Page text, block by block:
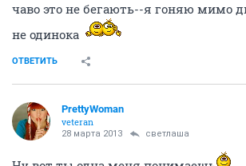
чаво это не бегають--я гоняю мимо
не одинока
ОТВЕТИТЬ
PrettyWoman
veteran
28 марта 2013 светлаша